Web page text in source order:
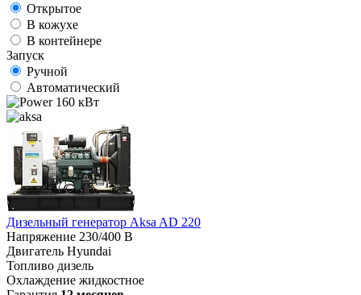
Открытое
В кожухе
В контейнере
Запуск
Ручной
Автоматический
160 кВт
Дизельный генератор Aksa AD 220
Напряжение 230/400 В
Двигатель Hyundai
Топливо дизель
Охлаждение жидкостное